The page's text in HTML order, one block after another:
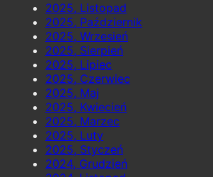
2025, Listopad
2025, Październik
2025, Wrzesień
2025, Sierpień
2025, Lipiec
2025, Czerwiec
2025, Maj
2025, Kwiecień
2025, Marzec
2025, Luty
2025, Styczeń
2024, Grudzień